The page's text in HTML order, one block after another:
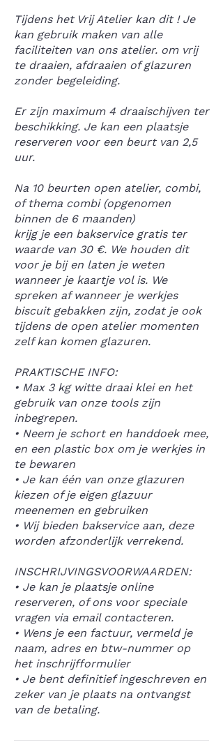
Tijdens het Vrij Atelier kan dit ! Je
kan gebruik maken van alle
faciliteiten van ons atelier. om vrij
te draaien, afdraaien of glazuren
zonder begeleiding.
Er zijn maximum 4 draaischijven ter
beschikking. Je kan een plaatsje
reserveren voor een beurt van 2,5
uur.
Na 10 beurten open atelier, combi,
of thema combi (opgenomen
binnen de 6 maanden)
krijg je een bakservice gratis ter
waarde van 30 €. We houden dit
voor je bij en laten je weten
wanneer je kaartje vol is. We
spreken af wanneer je werkjes
biscuit gebakken zijn, zodat je ook
tijdens de open atelier momenten
zelf kan komen glazuren.
PRAKTISCHE INFO:
• Max 3 kg witte draai klei en het
gebruik van onze tools zijn
inbegrepen.
• Neem je schort en handdoek mee,
en een plastic box om je werkjes in
te bewaren
• Je kan één van onze glazuren
kiezen of je eigen glazuur
meenemen en gebruiken
• Wij bieden bakservice aan, deze
worden afzonderlijk verrekend.
INSCHRIJVINGSVOORWAARDEN:
• Je kan je plaatsje online
reserveren, of ons voor speciale
vragen via email contacteren.
• Wens je een factuur, vermeld je
naam, adres en btw-nummer op
het inschrijfformulier
• Je bent definitief ingeschreven en
zeker van je plaats na ontvangst
van de betaling.